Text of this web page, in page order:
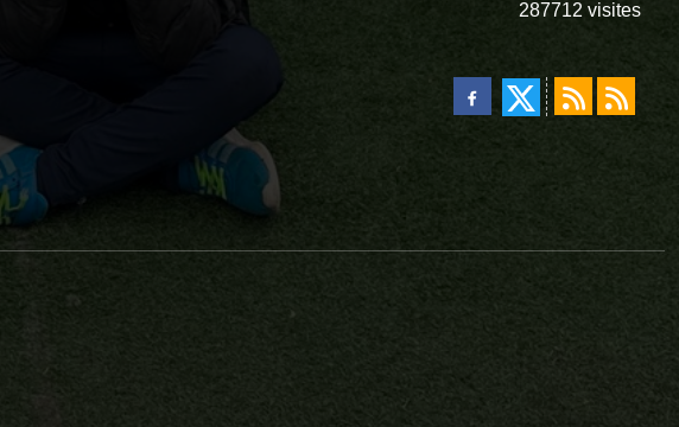
287712 visites